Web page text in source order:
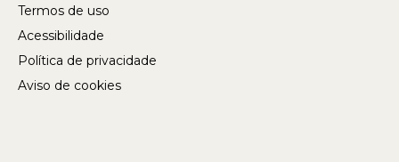
Termos de uso
Acessibilidade
Política de privacidade
Aviso de cookies